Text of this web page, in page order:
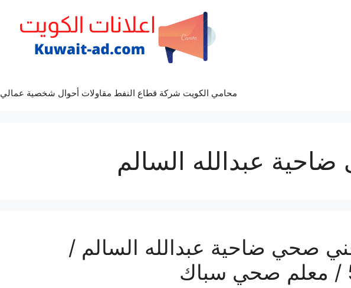
محامي الكويت شركة قطاع النفط مقاولات أحوال شخصية عمالي
عبدالله السالم
صحي ضاحية عبدالله السالم /